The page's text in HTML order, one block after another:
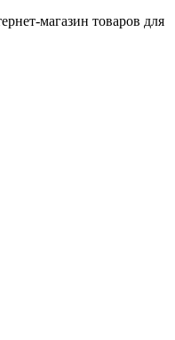
магазин товаров для